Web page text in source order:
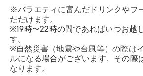
※バラエティに富んだドリンクやフ
ただけます。
※19時〜22時の間であればいつお越
す。
※自然災害（地震や台風等）の際は
ルになる場合がございます。その際
なります。